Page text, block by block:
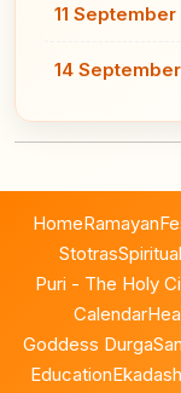
11 September
14 September
HomeRamayan
Stotras
Puri - The Holy
Calendar
Goddess Durga
Education